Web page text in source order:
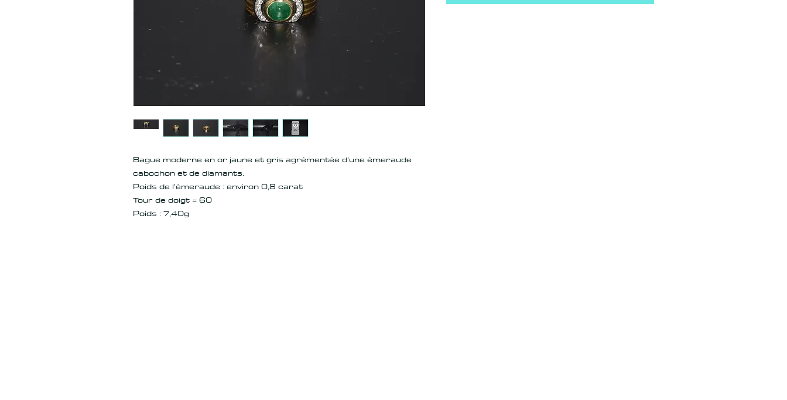
Bague moderne en or jaune et gris agrémentée d'une émeraude
cabochon et de diamants.
Poids de l'émeraude : environ 0,8 carat
Tour de doigt = 60
Poids : 7,40g